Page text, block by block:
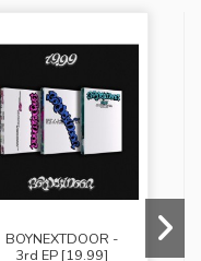
BOYNEXTDOOR -
3rd EP [19.99]